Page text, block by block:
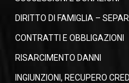
DIRITTO DI FAMIGLIA –
CONTRATTI E OBBLIGAZIONI
RISARCIMENTO DANNI
INGIUNZIONI, RECUPERO